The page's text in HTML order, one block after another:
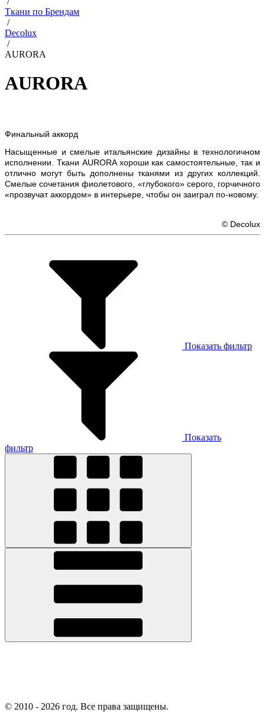
Ткани по Брендам
/
Decolux
/
AURORA
AURORA
Финальный аккорд
Насыщенные и смелые итальянские дизайны в технологичном
исполнении. Ткани AURORA хороши как самостоятельные, так и
отлично могут быть дополнены тканями из других коллекций.
Смелые сочетания фиолетового, «глубокого» серого, горчичного
«прозвучат аккордом» в интерьере, чтобы он заиграл по-новому.
© Decolux
Показать фильтр
Показать
фильтр
© 2010 - 2026 год. Все права защищены.